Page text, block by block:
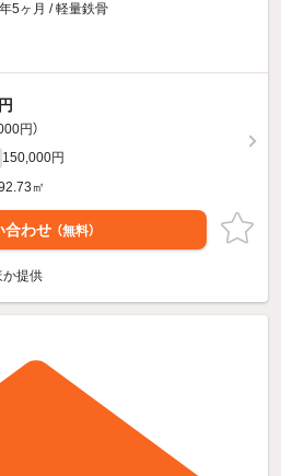
5ヶ月 / 軽量鉄骨
円）
150,000円
㎡
合わせ （無料）
か提供